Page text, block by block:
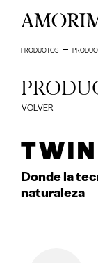
PRODUCTOS
VOLVER
Donde la
naturaleza